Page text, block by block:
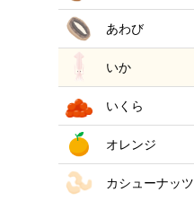
あわび
いか
いくら
オレンジ
カシューナッツ